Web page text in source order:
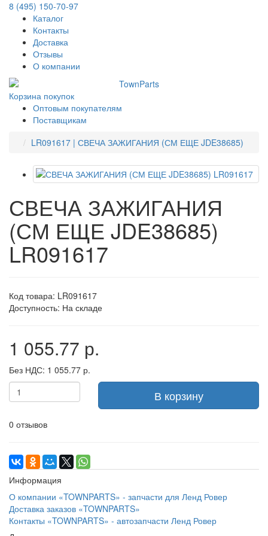
8 (495) 150-70-97
Каталог
Контакты
Доставка
Отзывы
О компании
Корзина покупок
Оптовым покупателям
Поставщикам
LR091617 | СВЕЧА ЗАЖИГАНИЯ (СМ ЕЩЕ JDE38685)
СВЕЧА ЗАЖИГАНИЯ
(СМ ЕЩЕ JDE38685)
LR091617
Код товара: LR091617
Доступность: На складе
1 055.77 р.
Без НДС: 1 055.77 р.
В корзину
0 отзывов
Информация
О компании «TOWNPARTS» - запчасти для Ленд Ровер
Доставка заказов «TOWNPARTS»
Контакты «TOWNPARTS» - автозапчасти Ленд Ровер